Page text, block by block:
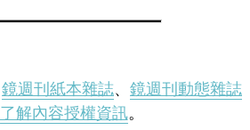
鏡週刊紙本雜誌、 鏡週刊動態雜誌
了解內容授權資訊。